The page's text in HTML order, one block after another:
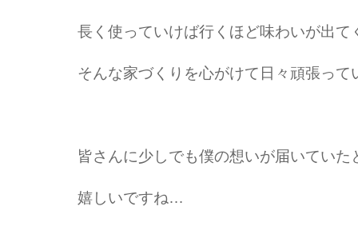
長く使っていけば行くほど味わいが出て
そんな家づくりを心がけて日々頑張って
皆さんに少しでも僕の想いが届いていた
嬉しいですね…